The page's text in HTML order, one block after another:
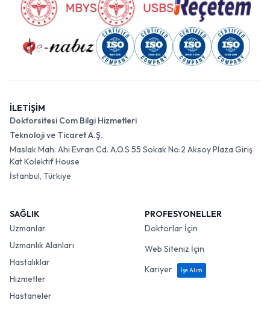
İLETİŞİM
Doktorsitesi Com Bilgi Hizmetleri
Teknoloji ve Ticaret A.Ş.
Maslak Mah. Ahi Evran Cd. A.O.S 55 Sokak No:2 Aksoy Plaza Giriş
Kat Kolektif House
İstanbul, Türkiye
SAĞLIK
Uzmanlar
Uzmanlık Alanları
Hastalıklar
Hizmetler
Hastaneler
PROFESYONELLER
Doktorlar İçin
Web Siteniz İçin
Kariyer
İşe Alım